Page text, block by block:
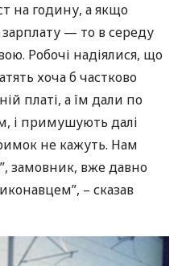
на годину, а якщо
— то в середу
Робочі надіялися, що
хоча б частково
платі, а їм дали по
і примушують далі
не кажуть. Нам
замовник, вже давно
– сказав